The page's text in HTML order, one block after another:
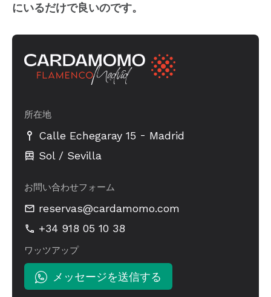
にいるだけで良いのです。
所在地
Calle Echegaray 15 - Madrid
Sol / Sevilla
お問い合わせフォーム
reservas@cardamomo.com
+34 918 05 10 38
ワッツアップ
メッセージを送信する